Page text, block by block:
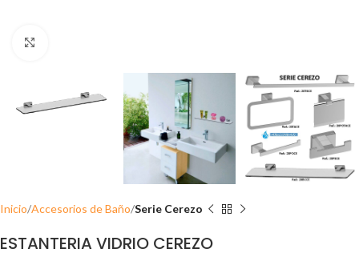
Inicio Accesorios de Baño Serie Cerezo
ESTANTERIA VIDRIO CEREZO